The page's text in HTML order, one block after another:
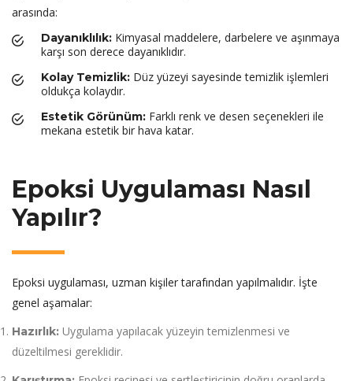
arasında:
Dayanıklılık: Kimyasal maddelere, darbelere ve aşınmaya
karşı son derece dayanıklıdır.
Kolay Temizlik: Düz yüzeyi sayesinde temizlik işlemleri
oldukça kolaydır.
Estetik Görünüm: Farklı renk ve desen seçenekleri ile
mekana estetik bir hava katar.
Epoksi Uygulaması Nasıl
Yapılır?
Epoksi uygulaması, uzman kişiler tarafından yapılmalıdır. İşte
genel aşamalar:
Hazırlık: Uygulama yapılacak yüzeyin temizlenmesi ve
düzeltilmesi gereklidir.